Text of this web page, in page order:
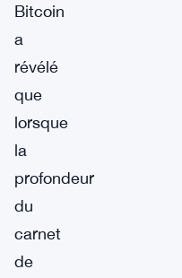
Bitcoin
a
révélé
que
lorsque
la
profondeur
du
carnet
de